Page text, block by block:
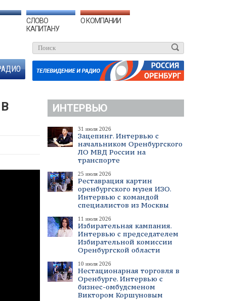
СЛОВО
КАПИТАНУ
О КОМПАНИИ
ИНТЕРВЬЮ
31 июля 2026
Зацепинг. Интервью с
начальником Оренбургского
ЛО МВД России на
транспорте
25 июля 2026
Реставрация картин
оренбургского музея ИЗО.
Интервью с командой
специалистов из Москвы
11 июля 2026
Избирательная кампания.
Интервью с председателем
Избирательной комиссии
Оренбургской области
10 июля 2026
Нестационарная торговля в
Оренбурге. Интервью с
бизнес-омбудсменом
Виктором Коршуновым